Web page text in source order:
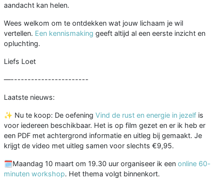
aandacht kan helen.
Wees welkom om te ontdekken wat jouw lichaam je wil
vertellen. Een kennismaking geeft altijd al een eerste inzicht en
opluchting.
Liefs Loet
—-----------------------
Laatste nieuws:
✨ Nu te koop: De oefening Vind de rust en energie in jezelf is
voor iedereen beschikbaar. Het is op film gezet en er ik heb er
een PDF met achtergrond informatie en uitleg bij gemaakt. Je
krijgt de video met uitleg samen voor slechts €9,95.
🗓️Maandag 10 maart om 19.30 uur organiseer ik een online 60-
minuten workshop. Het thema volgt binnenkort.